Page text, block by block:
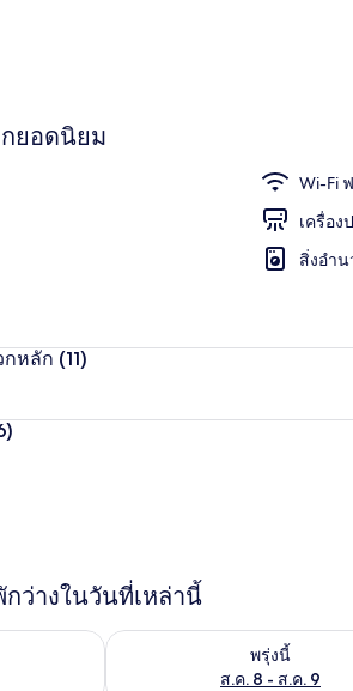
ยอดนิยม
Wi-Fi
เครื่อง
สิ่งอำ
กหลัก (11)
ว่างในวันที่เหล่านี้
คืนนี้ ส.ค. 7 - ส.ค. 8
พรุ่งนี้
ส.ค. 8 - ส.ค. 9
ตรวจสอบจำนวนห้องพักว่างใ